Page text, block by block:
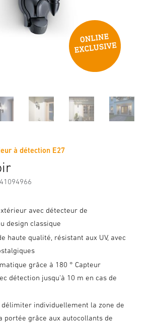
à détection E27
avec détecteur de
design classique
haute qualité, résistant aux UV, avec
grâce à 180 ° Capteur
détection jusqu'à 10 m en cas de
individuellement la zone de
portée grâce aux autocollants de